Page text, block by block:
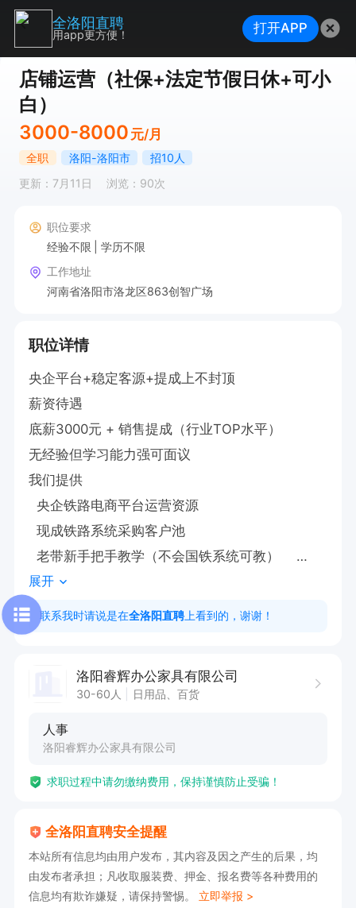
店铺运营（社保+法定节假日休+可小
白）
3000-8000 元/月
全职 洛阳-洛阳市
招10人
更新：7月11日
浏览：90次
职位要求
经验不限
学历不限
工作地址
河南省洛阳市洛龙区863创智广场
职位详情
央企平台+稳定客源+提成上不封顶
薪资待遇
底薪3000元 + 销售提成（行业TOP水平）
无经验但学习能力强可面议
我们提供
  央企铁路电商平台运营资源
  现成铁路系统采购客户池
  老带新手把手教学（不会国铁系统可教）
你要做的
   处理商品图片（会基础PS抠图/调尺寸即可）
   上架维护国铁商城等B2B平台商品
√ 能简单用PS做商品主图（会基础ps即可）
   有国铁商城经验者优先
早上9:00-下午18:00
中午11:40-13:10
每周休一天＋法定节假日休＋社保
展开
联系我时请说是在全洛阳直聘 上看到的，谢谢！
洛阳睿辉办公家具有限公司
30-60人 日用品、百货
人事
洛阳睿辉办公家具有限公司
求职过程中请勿缴纳费用，保持谨慎防止受骗！
全洛阳直聘安全提醒
本站所有信息均由用户发布，其内容及因之产生的后果，均
由发布者承担；凡收取服装费、押金、报名费等各种费用的
信息均有欺诈嫌疑，请保持警惕。 立即举报 >
全洛阳直聘
用app更方便！ 打开APP